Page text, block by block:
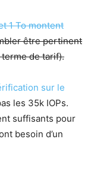
1 To montent
être pertinent
de tarif).
sur le
les 35k IOPs.
suffisants pour
besoin d’un